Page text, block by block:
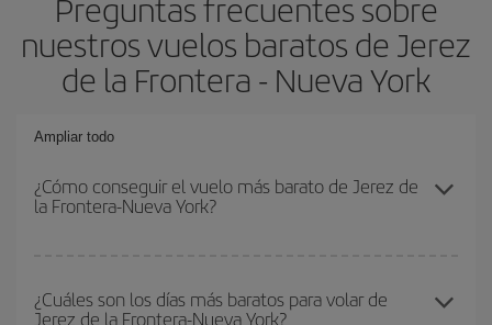
nuestros vuelos baratos de Jerez
de la Frontera - Nueva York
Ampliar todo
¿Cómo conseguir el vuelo más barato de Jerez de
la Frontera-Nueva York?
Nueva York-dest y conseguir el vuelo más barato si evitas
temporadas altas, compras con antelación y puedes ser flexible
¿Cuáles son los días más baratos para volar de
Jerez de la Frontera-Nueva York?